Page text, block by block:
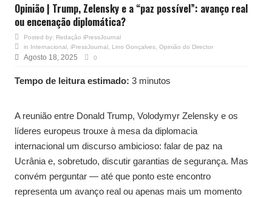
Opinião | Trump, Zelensky e a “paz possível”: avanço real
ou encenação diplomática?
Posted by: Redação iPressJournal
in Internacional iPressJournal Lino Gonçalves Opinião do Director
Agosto 18, 2025 0
Tempo de leitura estimado: 3 minutos
A reunião entre Donald Trump, Volodymyr Zelensky e os
líderes europeus trouxe à mesa da diplomacia
internacional um discurso ambicioso: falar de paz na
Ucrânia e, sobretudo, discutir garantias de segurança. Mas
convém perguntar — até que ponto este encontro
representa um avanço real ou apenas mais um momento